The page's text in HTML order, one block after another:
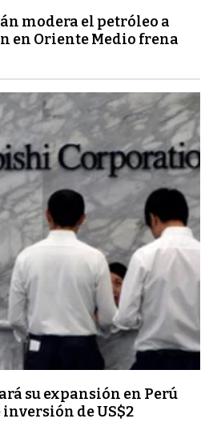
modera el petróleo a
en Oriente Medio frena
su expansión en Perú
inversión de US$2